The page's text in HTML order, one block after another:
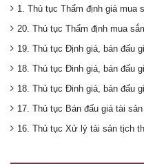
20. Thủ tục Thẩm định mua
16. Thủ tục Xử lý tài sản tịch